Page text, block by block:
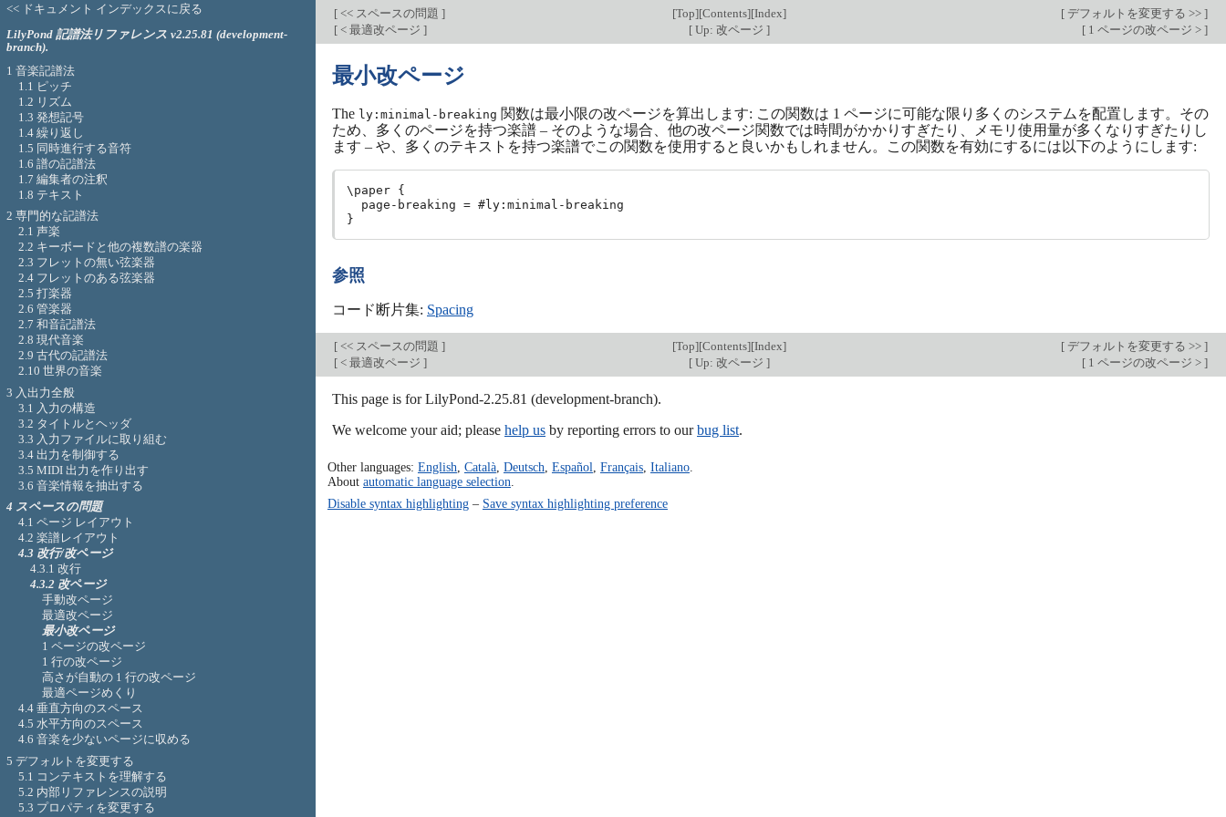
[ << スペースの問題 ] [Top][Contents][Index] [ デフォルトを変更する >> ]
[ < 最適改ページ ] [Up: 改ページ ] [ 1 ページの改ページ > ]
最小改ページ
The ly:minimal-breaking 関数は最小限の改ページを算出します: この関数は 1 ページに可能な限り多くのシステムを配置します。その
ため、多くのページを持つ楽譜 – そのような場合、他の改ページ関数では時間がかかりすぎたり、メモリ使用量が多くなりすぎたりし
ます – や、多くのテキストを持つ楽譜でこの関数を使用すると良いかもしれません。この関数を有効にするには以下のようにします:
\paper {
  page-breaking = #ly:minimal-breaking
参照
コード断片集: Spacing
[ << スペースの問題 ] [Top][Contents][Index] [ デフォルトを変更する >> ]
[ < 最適改ページ ] [Up: 改ページ ] [ 1 ページの改ページ > ]
This page is for LilyPond-2.25.81 (development-branch).
We welcome your aid; please help us by reporting errors to ourbug list.
Other languages: English, Català, Deutsch, Español, Français, Italiano.
About automatic language selection.
Disable syntax highlighting– Save syntax highlighting preference
<< ドキュメント インデックスに戻る
LilyPond 記譜法リファレンス v2.25.81 (development-
branch).
1 音楽記譜法
1.1 ピッチ
1.2 リズム
1.3 発想記号
1.4 繰り返し
1.5 同時進行する音符
1.6 譜の記譜法
1.7 編集者の注釈
1.8 テキスト
2 専門的な記譜法
2.1 声楽
2.2 キーボードと他の複数譜の楽器
2.3 フレットの無い弦楽器
2.4 フレットのある弦楽器
2.5 打楽器
2.6 管楽器
2.7 和音記譜法
2.8 現代音楽
2.9 古代の記譜法
2.10 世界の音楽
3 入出力全般
3.1 入力の構造
3.2 タイトルとヘッダ
3.3 入力ファイルに取り組む
3.4 出力を制御する
3.5 MIDI 出力を作り出す
3.6 音楽情報を抽出する
4 スペースの問題
4.1 ページ レイアウト
4.2 楽譜レイアウト
4.3 改行/改ページ
4.3.1 改行
4.3.2 改ページ
手動改ページ
最適改ページ
最小改ページ
1 ページの改ページ
1 行の改ページ
高さが自動の 1 行の改ページ
最適ページめくり
4.4 垂直方向のスペース
4.5 水平方向のスペース
4.6 音楽を少ないページに収める
5 デフォルトを変更する
5.1 コンテキストを理解する
5.2 内部リファレンスの説明
5.3 プロパティを変更する